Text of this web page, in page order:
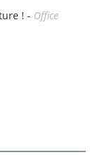
! - Office